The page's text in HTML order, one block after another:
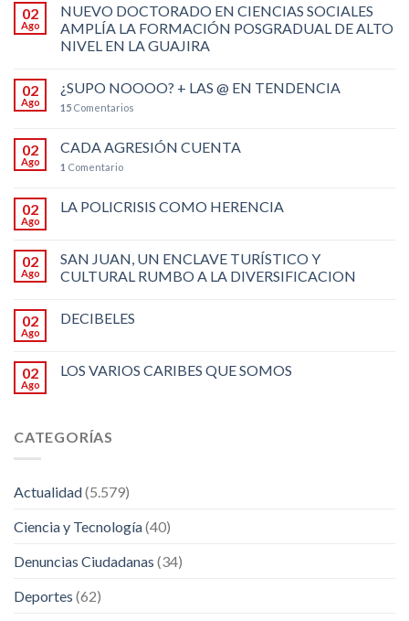
02
Ago
NUEVO DOCTORADO EN CIENCIAS SOCIALES
AMPLÍA LA FORMACIÓN POSGRADUAL DE ALTO
NIVEL EN LA GUAJIRA
02
Ago
¿SUPO NOOOO? + LAS @ EN TENDENCIA
15 Comentarios
02
Ago
CADA AGRESIÓN CUENTA
1 Comentario
02
Ago
LA POLICRISIS COMO HERENCIA
02
Ago
SAN JUAN, UN ENCLAVE TURÍSTICO Y
CULTURAL RUMBO A LA DIVERSIFICACION
02
Ago
DECIBELES
02
Ago
LOS VARIOS CARIBES QUE SOMOS
CATEGORÍAS
Actualidad(5.579)
Ciencia y Tecnología(40)
Denuncias Ciudadanas (34)
Deportes (62)